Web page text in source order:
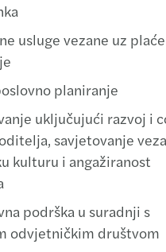
usluge vezane uz
planiranje
uključujući razvoj i
savjetovanje
kulturu i angažiranost
podrška u suradnji s
odvjetničkim društvom